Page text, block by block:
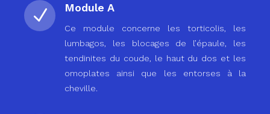
N Module A
Ce module concerne les torticolis, les
lumbagos, les blocages de l’épaule, les
tendinites du coude, le haut du dos et les
omoplates ainsi que les entorses à la
cheville.